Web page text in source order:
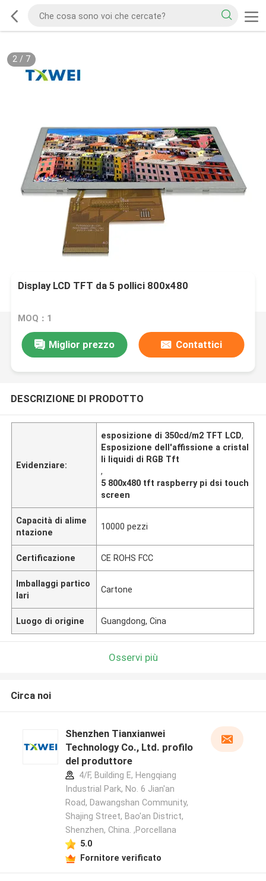
2/ 7
Display LCD TFT da 5 pollici 800x480
MOQ：1
Miglior prezzo Contattici
DESCRIZIONE DI PRODOTTO
Evidenziare:
esposizione di 350cd/m2 TFT LCD,
Esposizione dell'affissione a cristal
li liquidi di RGB Tft
,
5 800x480 tft raspberry pi dsi touch
screen
Capacità di alime
ntazione
10000 pezzi
Certificazione CE ROHS FCC
Imballaggi partico
lari
Cartone
Luogo di origine Guangdong, Cina
Osservi più
Circa noi
Shenzhen Tianxianwei
Technology Co., Ltd. profilo
del produttore
4/F, Building E, Hengqiang
Industrial Park, No. 6 Jian'an
Road, Dawangshan Community,
Shajing Street, Bao'an District,
Shenzhen, China. ,Porcellana
5.0
Fornitore verificato